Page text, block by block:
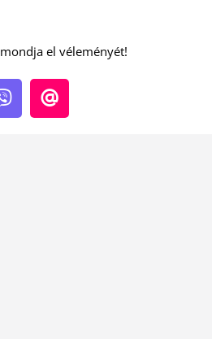
el véleményét!